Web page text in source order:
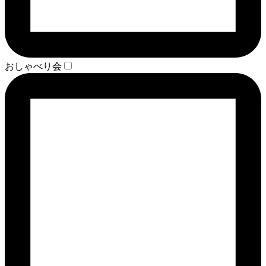
おしゃべり会